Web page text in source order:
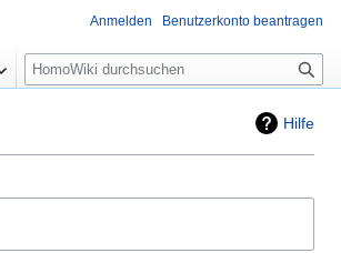
Hilfe
Anmelden Benutzerkonto beantragen
Suche